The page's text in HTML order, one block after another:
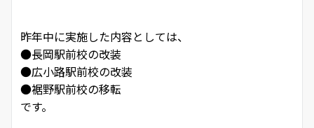
昨年中に実施した内容としては、
●長岡駅前校の改装
●広小路駅前校の改装
●裾野駅前校の移転
です。